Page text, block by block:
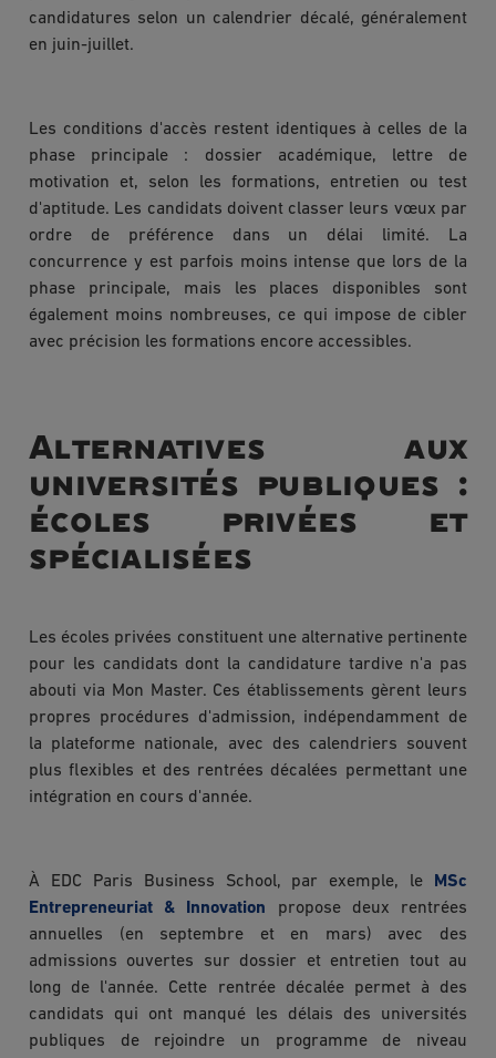
candidatures selon un calendrier décalé, généralement
en juin-juillet.
Les conditions d'accès restent identiques à celles de la
phase principale : dossier académique, lettre de
motivation et, selon les formations, entretien ou test
d'aptitude. Les candidats doivent classer leurs vœux par
ordre de préférence dans un délai limité. La
concurrence y est parfois moins intense que lors de la
phase principale, mais les places disponibles sont
également moins nombreuses, ce qui impose de cibler
avec précision les formations encore accessibles.
Alternatives aux
universités publiques :
écoles privées et
spécialisées
Les écoles privées constituent une alternative pertinente
pour les candidats dont la candidature tardive n'a pas
abouti via Mon Master. Ces établissements gèrent leurs
propres procédures d'admission, indépendamment de
la plateforme nationale, avec des calendriers souvent
plus flexibles et des rentrées décalées permettant une
intégration en cours d'année.
À EDC Paris Business School, par exemple, le
MSc
Entrepreneuriat & Innovation propose deux rentrées
annuelles (en septembre et en mars) avec des
admissions ouvertes sur dossier et entretien tout au
long de l'année. Cette rentrée décalée permet à des
candidats qui ont manqué les délais des universités
publiques de rejoindre un programme de niveau